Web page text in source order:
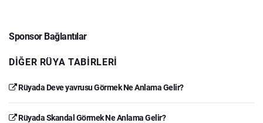
Sponsor Bağlantılar
DIĞER RÜYA TABIRLERI
Rüyada Deve yavrusu Görmek Ne Anlama Gelir?
Rüyada Skandal Görmek Ne Anlama Gelir?